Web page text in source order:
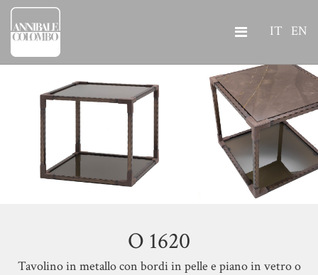
IT EN
O 1620
Tavolino in metallo con bordi in pelle e piano in vetro o